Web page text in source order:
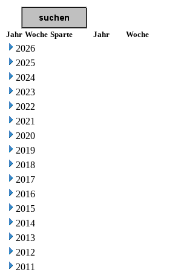
Jahr Woche Sparte Jahr Woche
2026
2025
2024
2023
2022
2021
2020
2019
2018
2017
2016
2015
2014
2013
2012
2011